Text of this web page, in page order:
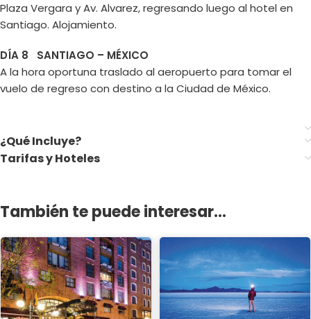
Plaza Vergara y Av. Alvarez, regresando luego al hotel en
Santiago. Alojamiento.
DÍA 8 SANTIAGO – MÉXICO
A la hora oportuna traslado al aeropuerto para tomar el
vuelo de regreso con destino a la Ciudad de México.
¿Qué Incluye?
Tarifas y Hoteles
También te puede interesar...